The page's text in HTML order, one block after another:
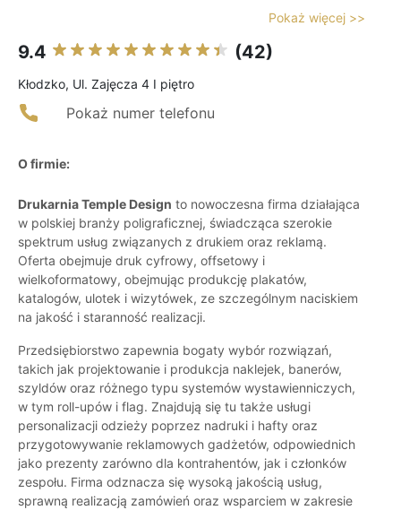
Pokaż więcej >>
9.4 (42)
Kłodzko, Ul. Zajęcza 4 I piętro
Pokaż numer telefonu
O firmie:
Drukarnia Temple Design to nowoczesna firma działająca
w polskiej branży poligraficznej, świadcząca szerokie
spektrum usług związanych z drukiem oraz reklamą.
Oferta obejmuje druk cyfrowy, offsetowy i
wielkoformatowy, obejmując produkcję plakatów,
katalogów, ulotek i wizytówek, ze szczególnym naciskiem
na jakość i staranność realizacji.
Przedsiębiorstwo zapewnia bogaty wybór rozwiązań,
takich jak projektowanie i produkcja naklejek, banerów,
szyldów oraz różnego typu systemów wystawienniczych,
w tym roll-upów i flag. Znajdują się tu także usługi
personalizacji odzieży poprzez nadruki i hafty oraz
przygotowywanie reklamowych gadżetów, odpowiednich
jako prezenty zarówno dla kontrahentów, jak i członków
zespołu. Firma odznacza się wysoką jakością usług,
sprawną realizacją zamówień oraz wsparciem w zakresie